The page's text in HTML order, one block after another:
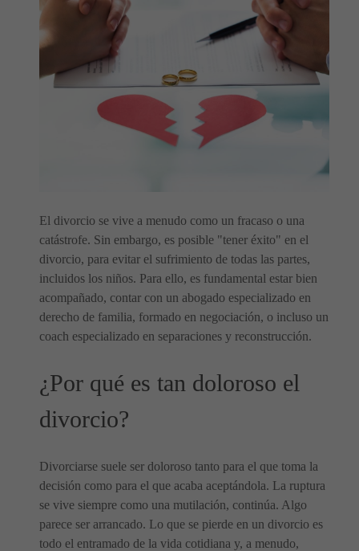
El divorcio se vive a menudo como un fracaso o una
catástrofe. Sin embargo, es posible "tener éxito" en el
divorcio, para evitar el sufrimiento de todas las partes,
incluidos los niños. Para ello, es fundamental estar bien
acompañado, contar con un abogado especializado en
derecho de familia, formado en negociación, o incluso un
coach especializado en separaciones y reconstrucción.
¿Por qué es tan doloroso el
divorcio?
Divorciarse suele ser doloroso tanto para el que toma la
decisión como para el que acaba aceptándola. La ruptura
se vive siempre como una mutilación, continúa. Algo
parece ser arrancado. Lo que se pierde en un divorcio es
todo el entramado de la vida cotidiana y, a menudo,